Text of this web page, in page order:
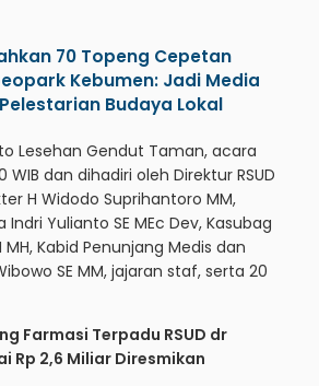
70 Topeng Cepetan
Kebumen: Jadi Media
Budaya Lokal
Lesehan Gendut Taman, acara
WIB dan dihadiri oleh Direktur RSUD
H Widodo Suprihantoro MM,
Yulianto SE MEc Dev, Kasubag
Kabid Penunjang Medis dan
SE MM, jajaran staf, serta 20
Farmasi Terpadu RSUD dr
Rp 2,6 Miliar Diresmikan